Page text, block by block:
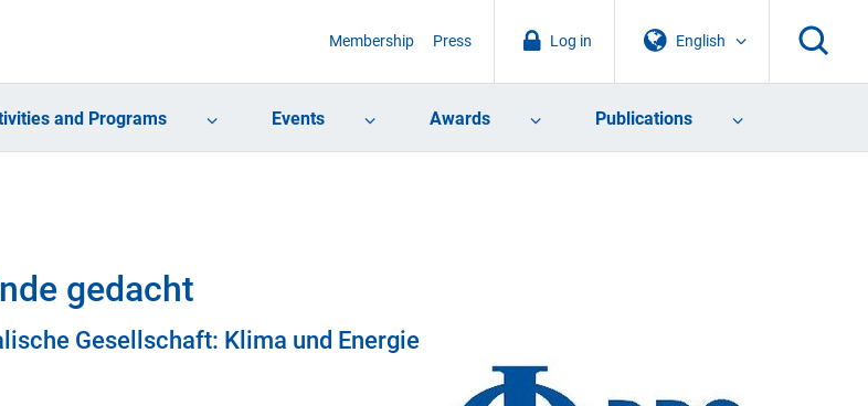
English
Log in
Membership Press
and Programs Events Awards Publications
gedacht
Gesellschaft: Klima und Energie